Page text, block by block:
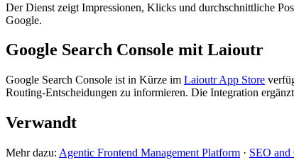
Der Dienst zeigt Impressionen, Klicks und durchschnittliche
Google.
Google Search Console mit Laioutr
Google Search Console ist in Kürze im Laioutr App Store
Routing-Entscheidungen zu informieren. Die Integration
Verwandt
Mehr dazu: Agentic Frontend Management Platform · SEO and